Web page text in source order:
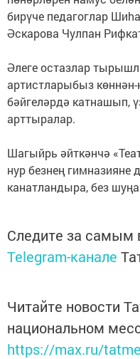
бирүче педагоглар
Әскарова Чулпан
Әлеге остазлар
артистларыбыз көннән-
бәйгеләрдә катнашып,
арттыралар.
Шагыйрь әйткәнчә
нур безнең
канатландыра, без
Следите за
Telegram-канале
Читайте новости
национальном
https://max.ru/